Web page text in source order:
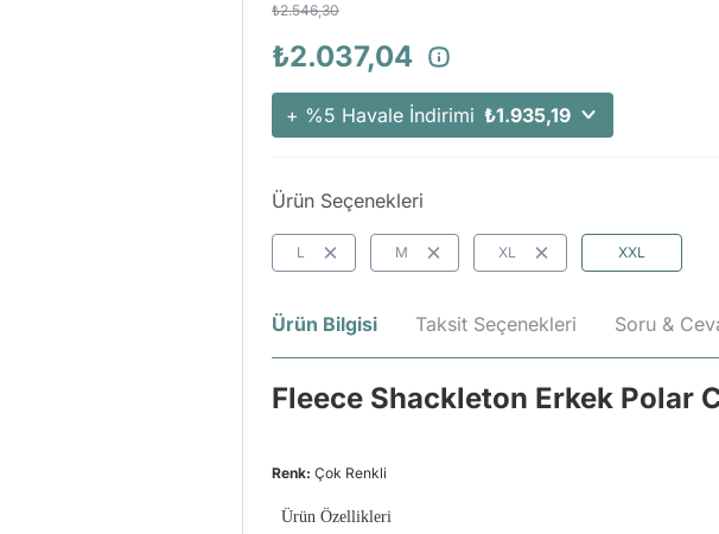
₺2.546,30
₺2.037,04
+ %5 Havale İndirimi ₺1.935,19
Ürün Seçenekleri
L M XL XXL
Ürün Bilgisi Taksit Seçenekleri Soru &
Fleece Shackleton Erkek Polar
Renk: Çok Renkli
Ürün Özellikleri